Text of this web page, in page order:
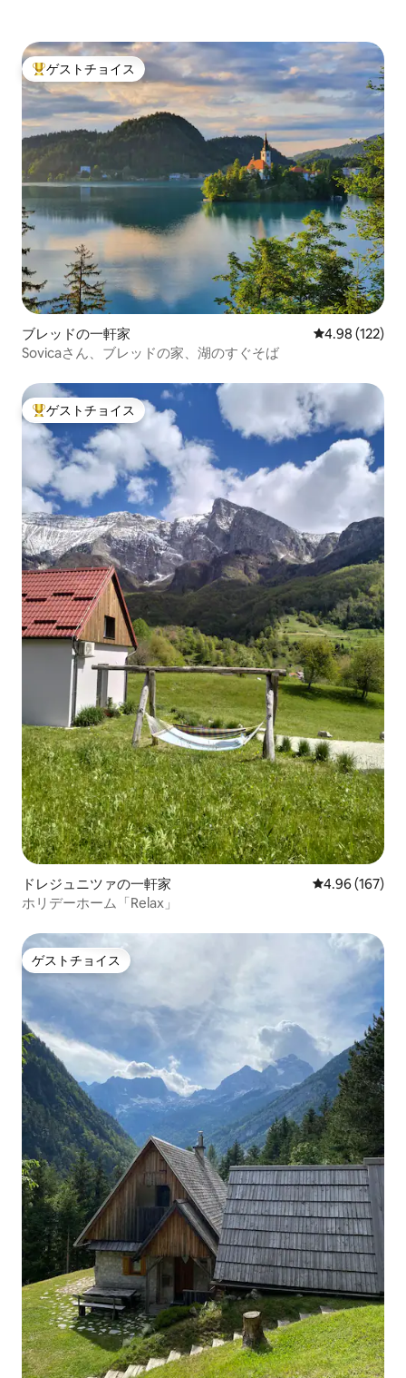
大好評のゲストチョイスです。
ゲストチョイス
ブレッドの一軒家 レビュー122
4.98 (122)
Sovicaさん、ブレッドの家、湖のすぐそば
大好評のゲストチョイスです。
ゲストチョイス
ドレジュニツァの一軒家 レビュー167
4.96 (167)
ホリデーホーム「Relax」
ゲストチョイス
ゲストチョイス